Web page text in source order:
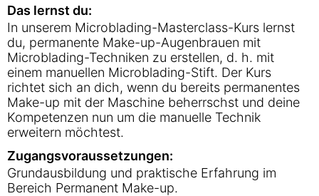
Das lernst du:
In unserem Microblading-Masterclass-Kurs lernst
du, permanente Make-up-Augenbrauen mit
Microblading-Techniken zu erstellen, d. h. mit
einem manuellen Microblading-Stift. Der Kurs
richtet sich an dich, wenn du bereits permanentes
Make-up mit der Maschine beherrschst und deine
Kompetenzen nun um die manuelle Technik
erweitern möchtest.
Zugangsvoraussetzungen:
Grundausbildung und praktische Erfahrung im
Bereich Permanent Make-up.